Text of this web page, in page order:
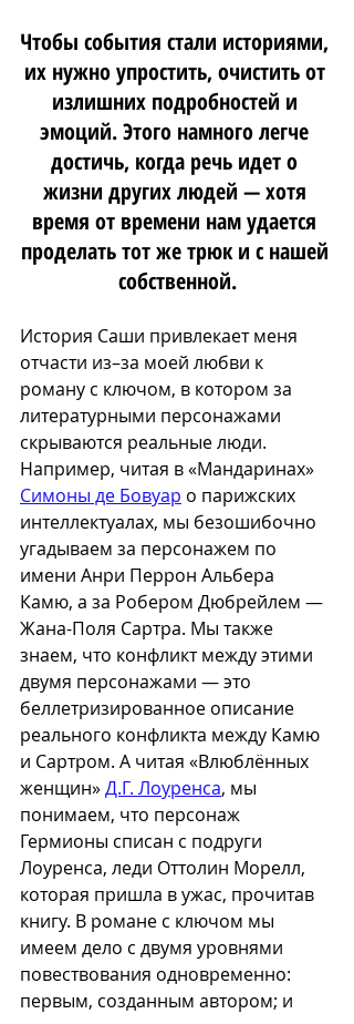
Чтобы события стали историями,
их нужно упростить, очистить от
излишних подробностей и
эмоций. Этого намного легче
достичь, когда речь идет о
жизни других людей — хотя
время от времени нам удается
проделать тот же трюк и с нашей
собственной.
История Саши привлекает меня
отчасти из–за моей любви к
роману с ключом, в котором за
литературными персонажами
скрываются реальные люди.
Например, читая в «Мандаринах»
Симоны де Бовуар о парижских
интеллектуалах, мы безошибочно
угадываем за персонажем по
имени Анри Перрон Альбера
Камю, а за Робером Дюбрейлем —
Жана-Поля Сартра. Мы также
знаем, что конфликт между этими
двумя персонажами — это
беллетризированное описание
реального конфликта между Камю
и Сартром. А читая «Влюблённых
женщин» Д.Г. Лоуренса, мы
понимаем, что персонаж
Гермионы списан с подруги
Лоуренса, леди Оттолин Морелл,
которая пришла в ужас, прочитав
книгу. В романе с ключом мы
имеем дело с двумя уровнями
повествования одновременно:
первым, созданным автором; и